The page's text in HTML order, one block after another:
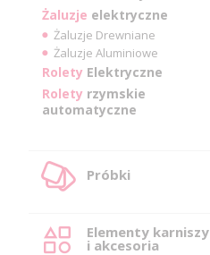
Żaluzje elektryczne
Żaluzje Drewniane
Żaluzje Aluminiowe
Rolety Elektryczne
Rolety rzymskie
automatyczne
Próbki
Elementy karniszy
i akcesoria